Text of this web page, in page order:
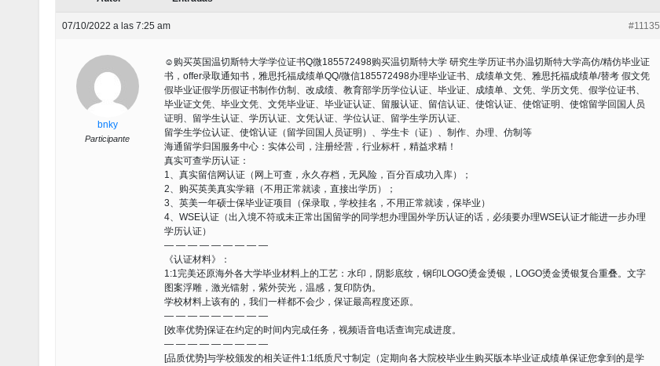
07/10/2022 a las 7:25 am #11135
bnky
Participante
☺购买英国温切斯特大学学位证书Q微185572498购买温切斯特大学 研究生学历证书办温切斯特大学高仿/精仿毕业证
书，offer录取通知书，雅思托福成绩单QQ/微信185572498办理毕业证书、成绩单文凭、雅思托福成绩单/替考 假文凭
假毕业证假学历假证书制作仿制、改成绩、教育部学历学位认证、毕业证、成绩单、文凭、学历文凭、假学位证书、
毕业证文凭、毕业文凭、文凭毕业证、毕业证认证、留服认证、留信认证、使馆认证、使馆证明、使馆留学回国人员
证明、留学生认证、学历认证、文凭认证、学位认证、留学生学历认证、
留学生学位认证、使馆认证（留学回国人员证明）、学生卡（证）、制作、办理、仿制等
海通留学归国服务中心：实体公司，注册经营，行业标杆，精益求精！
真实可查学历认证：
1、真实留信网认证（网上可查，永久存档，无风险，百分百成功入库）；
2、购买英美真实学籍（不用正常就读，直接出学历）；
3、英美一年硕士保毕业证项目（保录取，学校挂名，不用正常就读，保毕业）
4、WSE认证（出入境不符或未正常出国留学的同学想办理国外学历认证的话，必须要办理WSE认证才能进一步办理
学历认证）
— — — — — — — — —
《认证材料》：
1:1完美还原海外各大学毕业材料上的工艺：水印，阴影底纹，钢印LOGO烫金烫银，LOGO烫金烫银复合重叠。文字
图案浮雕，激光镭射，紫外荧光，温感，复印防伪。
学校材料上该有的，我们一样都不会少，保证最高程度还原。
— — — — — — — — —
[效率优势]保证在约定的时间内完成任务，视频语音电话查询完成进度。
— — — — — — — — —
[品质优势]与学校颁发的相关证件1:1纸质尺寸制定（定期向各大院校毕业生购买版本毕业证成绩单保证您拿到的是学